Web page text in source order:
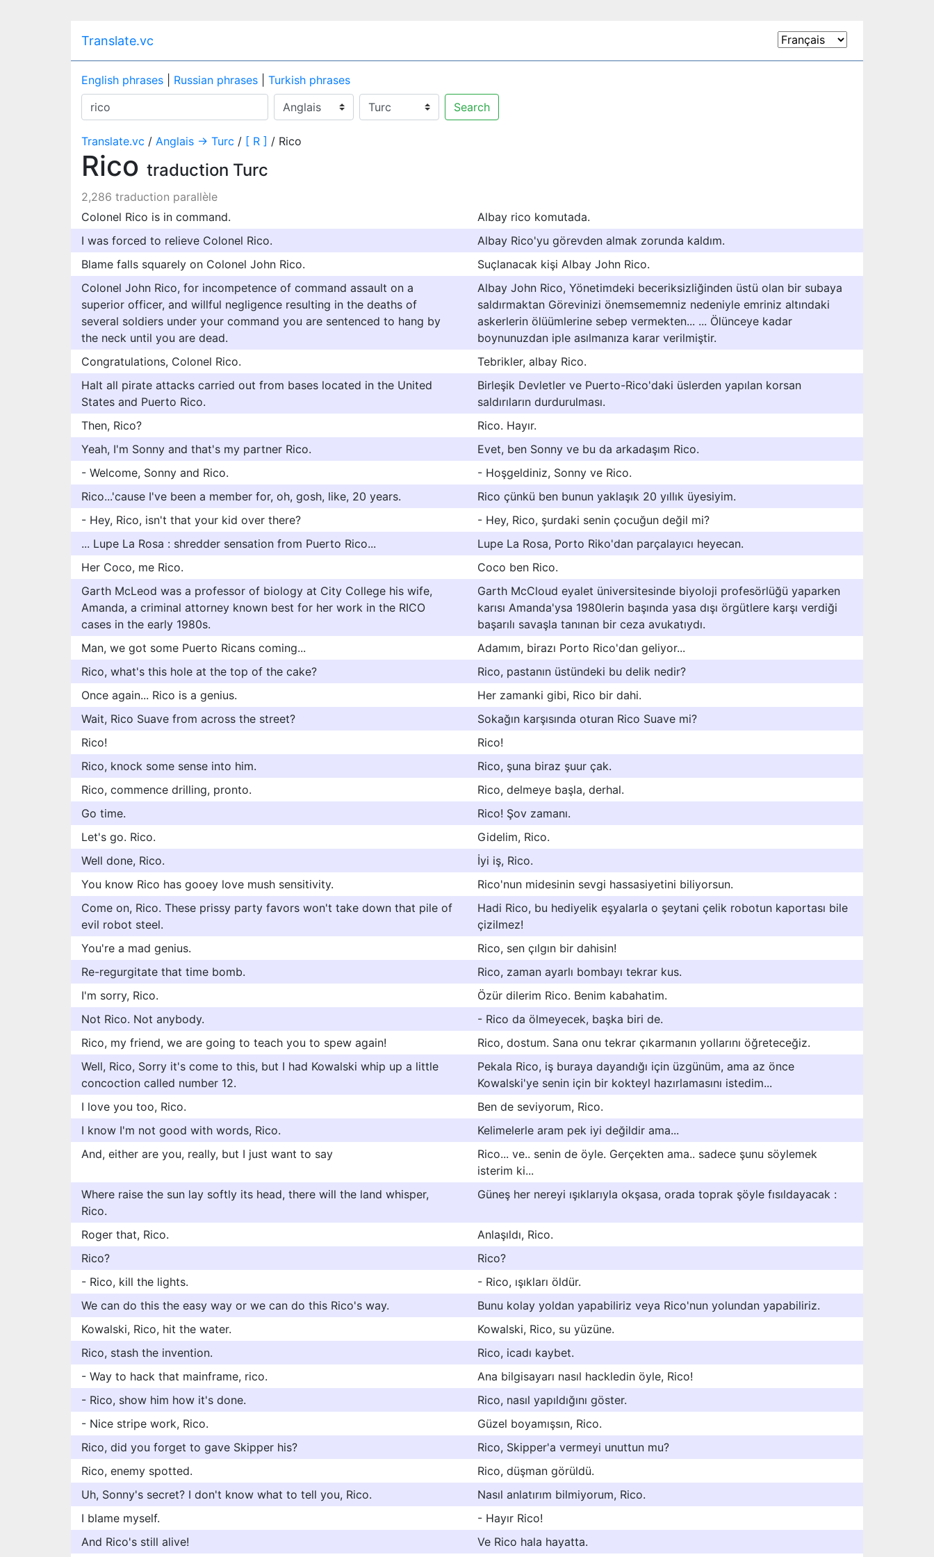
Translate.vc
English phrases Russian phrases
Turkish phrases
Search
Translate.vc / Anglais → Turc / [ R ] / Rico
Rico traduction Turc
2,286 traduction parallèle
Colonel Rico is in command.
Albay rico komutada.
I was forced to relieve Colonel Rico.
Albay Rico'yu görevden almak zorunda kaldım.
Blame falls squarely on Colonel John Rico.
Suçlanacak kişi Albay John Rico.
Colonel John Rico, for incompetence of command assault on a
superior officer, and willful negligence resulting in the deaths of
several soldiers under your command you are sentenced to hang by
the neck until you are dead.
Albay John Rico, Yönetimdeki beceriksizliğinden üstü olan bir subaya
saldırmaktan Görevinizi önemsememniz nedeniyle emriniz altındaki
askerlerin ölüümlerine sebep vermekten... ... Ölünceye kadar
boynunuzdan iple asılmanıza karar verilmiştir.
Congratulations, Colonel Rico.
Tebrikler, albay Rico.
Halt all pirate attacks carried out from bases located in the United
States and Puerto Rico.
Birleşik Devletler ve Puerto-Rico'daki üslerden yapılan korsan
saldırıların durdurulması.
Then, Rico?
Rico. Hayır.
Yeah, I'm Sonny and that's my partner Rico.
Evet, ben Sonny ve bu da arkadaşım Rico.
- Welcome, Sonny and Rico.
- Hoşgeldiniz, Sonny ve Rico.
Rico...'cause I've been a member for, oh, gosh, like, 20 years.
Rico çünkü ben bunun yaklaşık 20 yıllık üyesiyim.
- Hey, Rico, isn't that your kid over there?
- Hey, Rico, şurdaki senin çocuğun değil mi?
... Lupe La Rosa : shredder sensation from Puerto Rico...
Lupe La Rosa, Porto Riko'dan parçalayıcı heyecan.
Her Coco, me Rico.
Coco ben Rico.
Garth McLeod was a professor of biology at City College his wife,
Amanda, a criminal attorney known best for her work in the RICO
cases in the early 1980s.
Garth McCloud eyalet üniversitesinde biyoloji profesörlüğü yaparken
karısı Amanda'ysa 1980lerin başında yasa dışı örgütlere karşı verdiği
başarılı savaşla tanınan bir ceza avukatıydı.
Man, we got some Puerto Ricans coming...
Adamım, birazı Porto Rico'dan geliyor...
Rico, what's this hole at the top of the cake?
Rico, pastanın üstündeki bu delik nedir?
Once again... Rico is a genius.
Her zamanki gibi, Rico bir dahi.
Wait, Rico Suave from across the street?
Sokağın karşısında oturan Rico Suave mi?
Rico!
Rico!
Rico, knock some sense into him.
Rico, şuna biraz şuur çak.
Rico, commence drilling, pronto.
Rico, delmeye başla, derhal.
Go time.
Rico! Şov zamanı.
Let's go. Rico.
Gidelim, Rico.
Well done, Rico.
İyi iş, Rico.
You know Rico has gooey love mush sensitivity.
Rico'nun midesinin sevgi hassasiyetini biliyorsun.
Come on, Rico. These prissy party favors won't take down that pile of
evil robot steel.
Hadi Rico, bu hediyelik eşyalarla o şeytani çelik robotun kaportası bile
çizilmez!
You're a mad genius.
Rico, sen çılgın bir dahisin!
Re-regurgitate that time bomb.
Rico, zaman ayarlı bombayı tekrar kus.
I'm sorry, Rico.
Özür dilerim Rico. Benim kabahatim.
Not Rico. Not anybody.
- Rico da ölmeyecek, başka biri de.
Rico, my friend, we are going to teach you to spew again!
Rico, dostum. Sana onu tekrar çıkarmanın yollarını öğreteceğiz.
Well, Rico, Sorry it's come to this, but I had Kowalski whip up a little
concoction called number 12.
Pekala Rico, iş buraya dayandığı için üzgünüm, ama az önce
Kowalski'ye senin için bir kokteyl hazırlamasını istedim...
I love you too, Rico.
Ben de seviyorum, Rico.
I know I'm not good with words, Rico.
Kelimelerle aram pek iyi değildir ama...
And, either are you, really, but I just want to say
Rico... ve.. senin de öyle. Gerçekten ama.. sadece şunu söylemek
isterim ki...
Where raise the sun lay softly its head, there will the land whisper,
Rico.
Güneş her nereyi ışıklarıyla okşasa, orada toprak şöyle fısıldayacak :
Roger that, Rico.
Anlaşıldı, Rico.
Rico?
Rico?
- Rico, kill the lights.
- Rico, ışıkları öldür.
We can do this the easy way or we can do this Rico's way.
Bunu kolay yoldan yapabiliriz veya Rico'nun yolundan yapabiliriz.
Kowalski, Rico, hit the water.
Kowalski, Rico, su yüzüne.
Rico, stash the invention.
Rico, icadı kaybet.
- Way to hack that mainframe, rico.
Ana bilgisayarı nasıl hackledin öyle, Rico!
- Rico, show him how it's done.
Rico, nasıl yapıldığını göster.
- Nice stripe work, Rico.
Güzel boyamışsın, Rico.
Rico, did you forget to gave Skipper his?
Rico, Skipper'a vermeyi unuttun mu?
Rico, enemy spotted.
Rico, düşman görüldü.
Uh, Sonny's secret? I don't know what to tell you, Rico.
Nasıl anlatırım bilmiyorum, Rico.
I blame myself.
- Hayır Rico!
And Rico's still alive!
Ve Rico hala hayatta.